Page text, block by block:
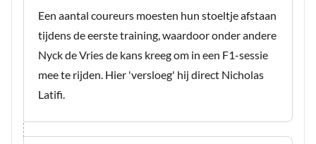
Een aantal coureurs moesten hun stoeltje afstaan
tijdens de eerste training, waardoor onder andere
Nyck de Vries de kans kreeg om in een F1-sessie
mee te rijden. Hier 'versloeg' hij direct Nicholas
Latifi.